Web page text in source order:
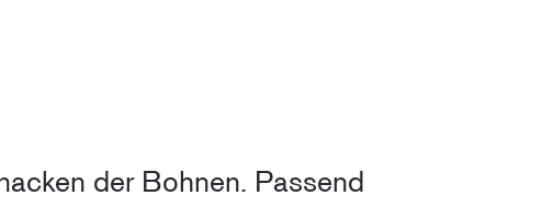
der Bohnen. Passend